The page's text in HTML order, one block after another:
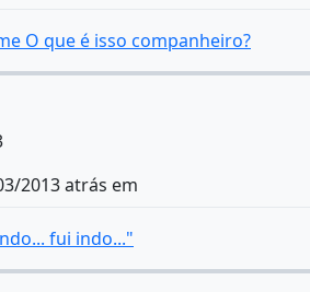
O que é isso companheiro?
2013 atrás em
fui indo..."